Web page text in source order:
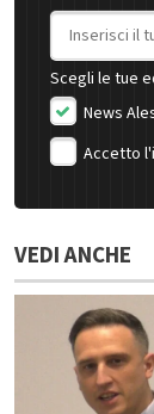
Indirizzo
Scegli le tue
News
Accetto
VEDI ANCHE